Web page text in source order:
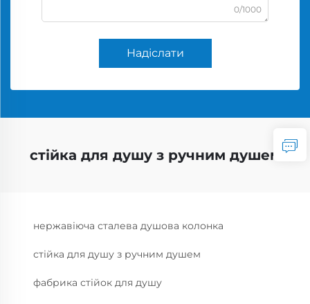
0/1000
Надіслати
стійка для душу з ручним душем
нержавіюча сталева душова колонка
стійка для душу з ручним душем
фабрика стійок для душу